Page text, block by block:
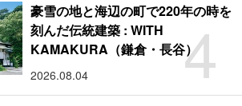
4
豪雪の地と海辺の町で220年の時を
刻んだ伝統建築 : WITH
KAMAKURA（鎌倉・長谷）
2026.08.04